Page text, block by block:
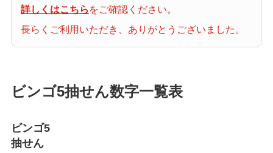
宝くじの購入・照会
初めての方へ
みずほ銀行店舗・ATM
詳しくはこちら をご確認ください。
長らくご利用いただき、ありがとうございました。
ビンゴ5抽せん数字一覧表
ビンゴ5
抽せん